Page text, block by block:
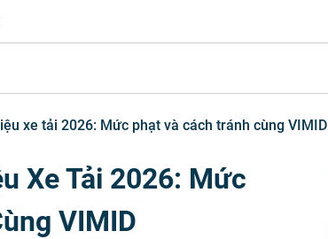
xe tải 2026: Mức phạt và cách tránh cùng VIMID
Xe Tải 2026: Mức
VIMID